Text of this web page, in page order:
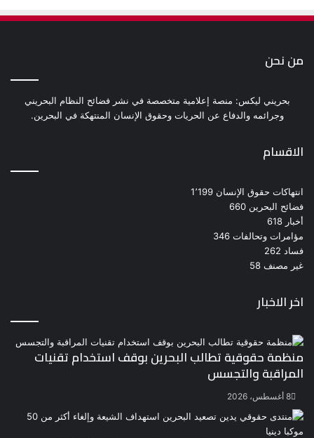
من نحن
بحريني ليكس: منصة إعلامية متخصصة في نشر فضائح النظام البحريني
وجرائمه والدفاع عن الحريات وحقوق الإنسان المنتهكة في البحرين.
الاقسام
انتهاكات حقوق الإنسان 1٬199
فضائح البحرين 660
أخبار 618
مؤامرات وتحالفات 346
فساد 262
غير مصنف 58
اخر الاخبار
منظمة حقوقية تطالب البحرين بوقف استخدام تقنيات
المراقبة والتجسس
8 أغسطس، 2026